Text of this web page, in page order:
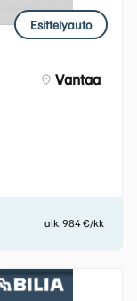
Esittelyauto
Vantaa
alk. 984 €/kk